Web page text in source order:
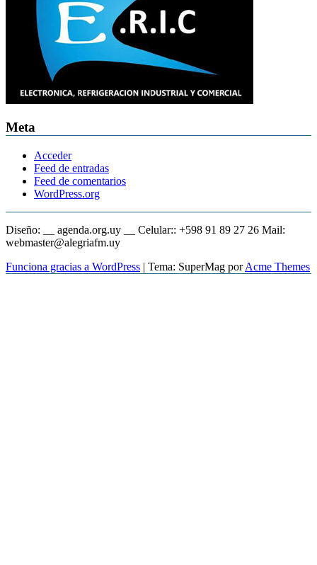
Meta
Acceder
Feed de entradas
Feed de comentarios
WordPress.org
Diseño: __ agenda.org.uy __ Celular:: +598 91 89 27 26 Mail:
webmaster@alegriafm.uy
Funciona gracias a WordPress | Tema: SuperMag porAcme Themes